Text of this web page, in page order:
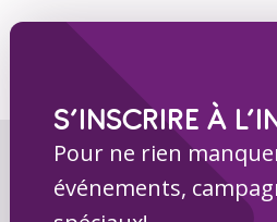
S’INSCRIRE À
Pour ne rien
événements,